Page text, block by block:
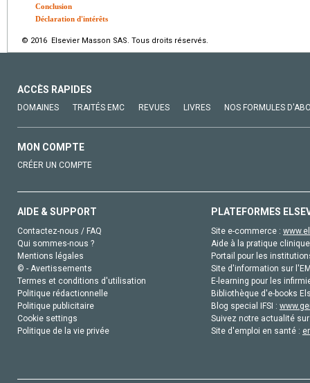
Conclusion
Déclaration d'intérêts
© 2016 Elsevier Masson SAS. Tous droits réservés.
ACCÈS RAPIDES
DOMAINES TRAITÉS EMC REVUES LIVRES NOS FORMULES
MON COMPTE
CRÉER UN COMPTE
AIDE & SUPPORT
Contactez-nous / FAQ
Qui sommes-nous ?
Mentions légales
© - Avertissements
Termes et conditions d'utilisation
Politique rédactionnelle
Politique publicitaire
Cookie settings
Politique de la vie privée
PLATEFORMES
Site e-commerce :
Aide à la pratique
Portail pour les
Site d'information sur
E-learning pour les
Bibliothèque d'e-books
Blog special IFSI :
Suivez notre actualité
Site d'emploi en santé :